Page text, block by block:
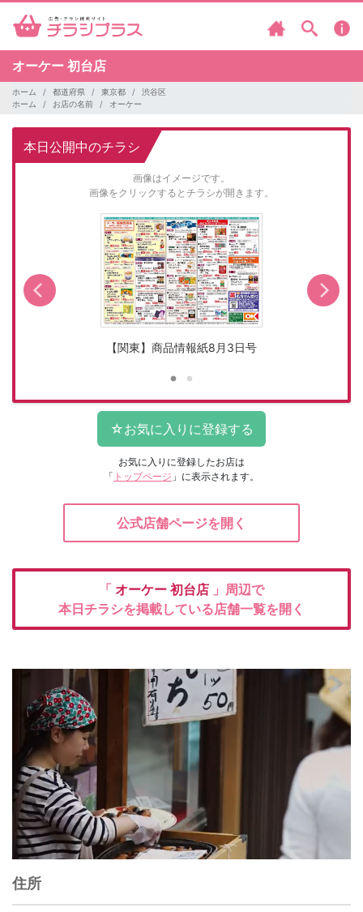
オーケー 初台店
ホーム 都道府県 東京都
渋谷区
ホーム
お店の名前 オーケー
本日公開中のチラシ
画像はイメージです。
画像をクリックするとチラシが開きます。
【関東】商品情報紙8月3日号
お気に入りに登録したお店は
「 トップページ 」に表示されます。
公式店舗ページを開く
「 オーケー 初台店 」周辺で
本日チラシを掲載している店舗一覧を開く
住所